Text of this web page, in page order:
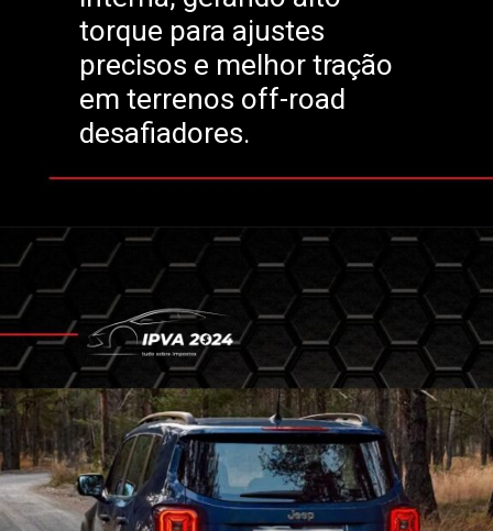
torque para ajustes
precisos e melhor tração
em terrenos off-road
desafiadores.